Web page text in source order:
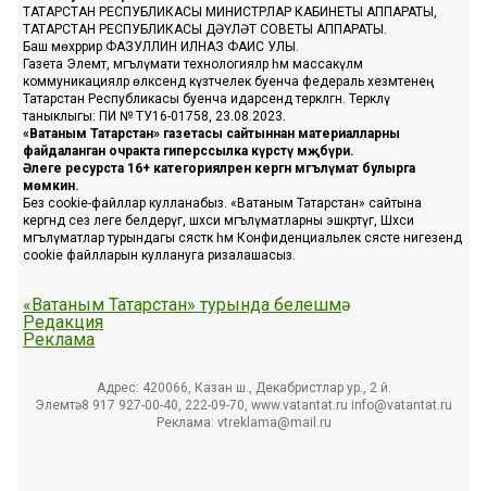
ТАТАРСТАН РЕСПУБЛИКАСЫ МИНИСТРЛАР КАБИНЕТЫ АППАРАТЫ,
ТАТАРСТАН РЕСПУБЛИКАСЫ ДӘҮЛӘТ СОВЕТЫ АППАРАТЫ.
Баш мөхәррир ФАЗУЛЛИН ИЛНАЗ ФАИС УЛЫ.
Газета Элемтә, мәгълүмати технологияләр һәм массакүләм
коммуникацияләр өлкәсендә күзәтчелек буенча федераль хезмәтенең
Татарстан Республикасы буенча идарәсендә теркәлгән. Теркәлү
таныклыгы: ПИ № ТУ16-01758, 23.08.2023.
«Ватаным Татарстан» газетасы сайтыннан материалларны
файдаланган очракта гиперссылка күрсәтү мәҗбүри.
Әлеге ресурста 16+ категорияләренә кергән мәгълүмат булырга
мөмкин.
Без cookie-файллар кулланабыз. «Ватаным Татарстан» сайтына
кергәндә сез әлеге белдерүгә, шәхси мәгълүматларны эшкәртүгә, Шәхси
мәгълүматлар турындагы сәясәткә һәм Конфиденциальлек сәясәте нигезендә
cookie файлларын куллануга ризалашасыз.
«Ватаным Татарстан» турында белешмә
Редакция
Реклама
Адрес: 420066, Казан ш., Декабристлар ур., 2 й.
Элемтә: 8 917 927-00-40, 222-09-70, www.vatantat.ru info@vatantat.ru
Реклама: vtreklama@mail.ru